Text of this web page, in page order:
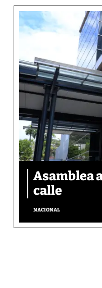
Asamblea
calle
NACIONAL